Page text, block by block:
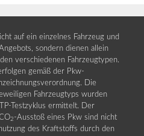
auf ein einzelnes Fahrzeug und
sondern dienen allein
verschiedenen Fahrzeugtypen.
gemäß der Pkw-
Die
Fahrzeugtyps wurden
Testzyklus ermittelt. Der
2 -Ausstoß eines Pkw sind nicht
des Kraftstoffs durch den